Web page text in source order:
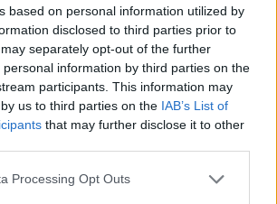
based on personal information utilized by
disclosed to third parties prior to
separately opt-out of the further
information by third parties on the
participants. This information may
us to third parties on the IAB’s List of
that may further disclose it to other
Processing Opt Outs
Lietuvos krepšinį, asmeniškai
su jūsų iškiliais žaidėjais,
Marčiulionis, Alvydas
kitais. Todėl sulaukęs
nė minutės“, – tikino